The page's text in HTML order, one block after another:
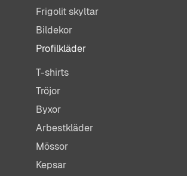
Frigolit skyltar
Bildekor
Profilkläder
T-shirts
Tröjor
Byxor
Arbestkläder
Mössor
Kepsar